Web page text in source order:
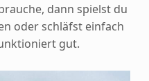
dann spielst du
oder schläfst einfach
gut.